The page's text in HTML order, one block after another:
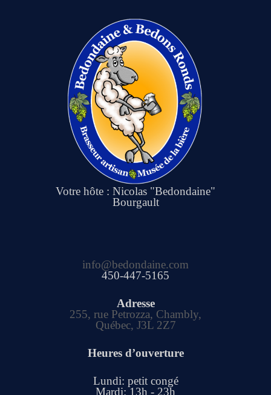
Votre hôte : Nicolas "Bedondaine"
Bourgault
info@bedondaine.com
450-447-5165
Adresse
255, rue Petrozza, Chambly,
Québec, J3L 2Z7
Heures d’ouverture
Lundi: petit congé
Mardi: 13h - 23h